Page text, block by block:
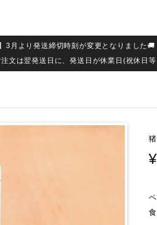
3月より発送締切時刻が変更となりました🚚
は翌発送日に、発送日が休業日(祝休日